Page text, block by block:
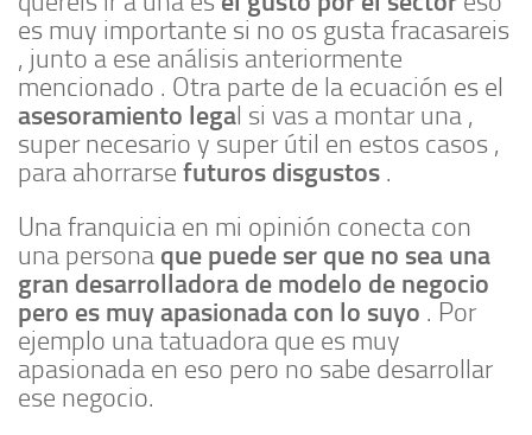
es muy importante si no os gusta fracasareis
, junto a ese análisis anteriormente
mencionado . Otra parte de la ecuación es el
asesoramiento legal si vas a montar una ,
super necesario y super útil en estos casos ,
para ahorrarse futuros disgustos .
Una franquicia en mi opinión conecta con
una persona que puede ser que no sea una
gran desarrolladora de modelo de negocio
pero es muy apasionada con lo suyo . Por
ejemplo una tatuadora que es muy
apasionada en eso pero no sabe desarrollar
ese negocio.